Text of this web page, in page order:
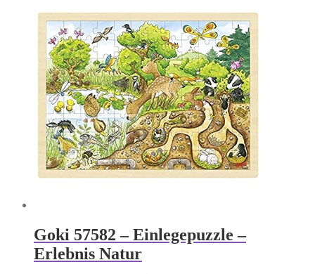
Goki 57582 – Einlegepuzzle –
Erlebnis Natur